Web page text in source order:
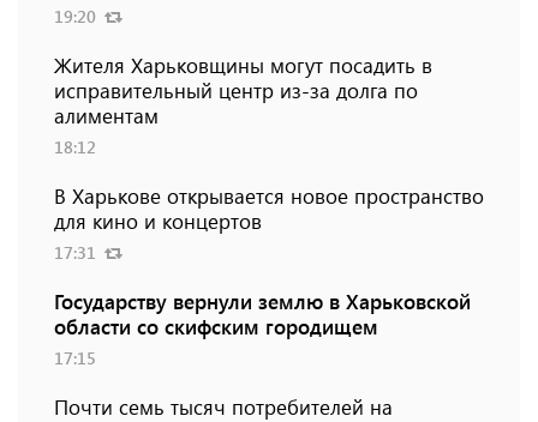
19:20
Жителя Харьковщины могут посадить в
исправительный центр из-за долга по
алиментам
18:12
В Харькове открывается новое пространство
для кино и концертов
17:31
Государству вернули землю в Харьковской
области со скифским городищем
17:15
Почти семь тысяч потребителей на